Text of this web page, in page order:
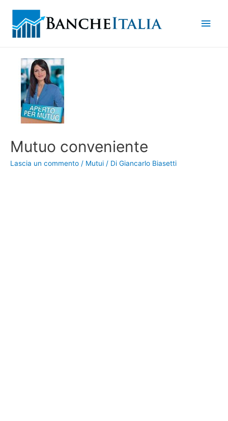
Mutuo conveniente
Lascia un commento / Mutui / Di Giancarlo Biasetti